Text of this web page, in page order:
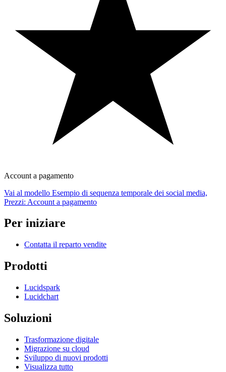
Account a pagamento
Vai al modello Esempio di sequenza temporale dei social media,
Prezzi: Account a pagamento
Per iniziare
Contatta il reparto vendite
Prodotti
Lucidspark
Lucidchart
Soluzioni
Trasformazione digitale
Migrazione su cloud
Sviluppo di nuovi prodotti
Visualizza tutto